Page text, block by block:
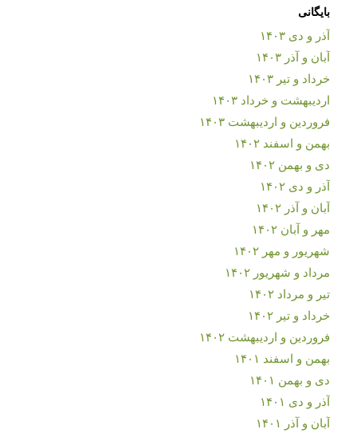
بایگانی
آذر و دی ۱۴۰۳
آبان و آذر ۱۴۰۳
خرداد و تیر ۱۴۰۳
اردیبهشت و خرداد ۱۴۰۳
فروردین و اردیبهشت ۱۴۰۳
بهمن و اسفند ۱۴۰۲
دی و بهمن ۱۴۰۲
آذر و دی ۱۴۰۲
آبان و آذر ۱۴۰۲
مهر و آبان ۱۴۰۲
شهریور و مهر ۱۴۰۲
مرداد و شهریور ۱۴۰۲
تیر و مرداد ۱۴۰۲
خرداد و تیر ۱۴۰۲
فروردین و اردیبهشت ۱۴۰۲
بهمن و اسفند ۱۴۰۱
دی و بهمن ۱۴۰۱
آذر و دی ۱۴۰۱
آبان و آذر ۱۴۰۱